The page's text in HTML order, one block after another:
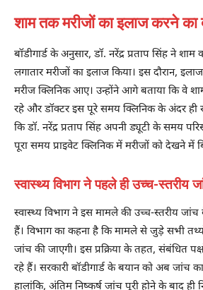
शाम तक मरीजों का इलाज करने का
बॉडीगार्ड के अनुसार, डॉ. नरेंद्र प्रताप सिंह ने
लगातार मरीजों का इलाज किया। इस दौरान,
मरीज क्लिनिक आए। उन्होंने आगे बताया कि वे
रहे और डॉक्टर इस पूरे समय क्लिनिक के अंदर ही
कि डॉ. नरेंद्र प्रताप सिंह अपनी ड्यूटी के समय
पूरा समय प्राइवेट क्लिनिक में मरीजों को देखने में
स्वास्थ्य विभाग ने पहले ही उच्च-स्तरीय
स्वास्थ्य विभाग ने इस मामले की उच्च-स्तरीय
हैं। विभाग का कहना है कि मामले से जुड़े सभी
जांच की जाएगी। इस प्रक्रिया के तहत, संबंधित
रहे हैं। सरकारी बॉडीगार्ड के बयान को अब जांच का
हालांकि, अंतिम निष्कर्ष जांच पूरी होने के बाद ही